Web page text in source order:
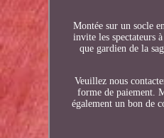
Montée sur un socle
invite les spectateurs
que gardien de la
Veuillez nous
forme de paiement.
également un bon de